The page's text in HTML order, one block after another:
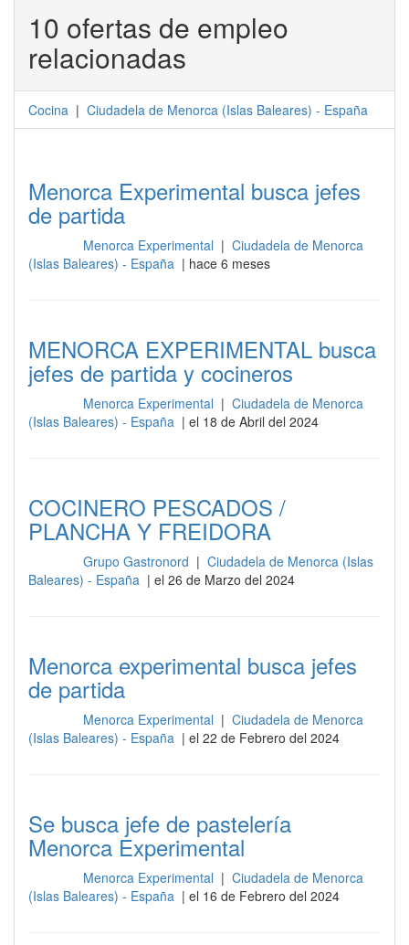
10 ofertas de empleo
relacionadas
Cocina | Ciudadela de Menorca (Islas Baleares) - España
Menorca Experimental busca jefes
de partida
Menorca Experimental | Ciudadela de Menorca
(Islas Baleares) - España | hace 6 meses
MENORCA EXPERIMENTAL busca
jefes de partida y cocineros
Menorca Experimental | Ciudadela de Menorca
(Islas Baleares) - España | el 18 de Abril del 2024
COCINERO PESCADOS /
PLANCHA Y FREIDORA
Grupo Gastronord | Ciudadela de Menorca (Islas
Baleares) - España | el 26 de Marzo del 2024
Menorca experimental busca jefes
de partida
Menorca Experimental | Ciudadela de Menorca
(Islas Baleares) - España | el 22 de Febrero del 2024
Se busca jefe de pastelería
Menorca Experimental
Menorca Experimental | Ciudadela de Menorca
(Islas Baleares) - España | el 16 de Febrero del 2024